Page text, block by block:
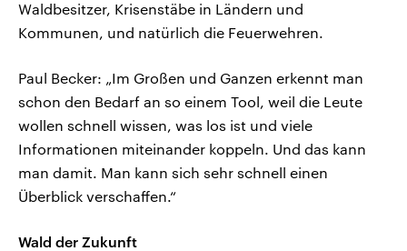
Waldbesitzer, Krisenstäbe in Ländern und
Kommunen, und natürlich die Feuerwehren.
Paul Becker: „Im Großen und Ganzen erkennt man
schon den Bedarf an so einem Tool, weil die Leute
wollen schnell wissen, was los ist und viele
Informationen miteinander koppeln. Und das kann
man damit. Man kann sich sehr schnell einen
Überblick verschaffen.“
Wald der Zukunft